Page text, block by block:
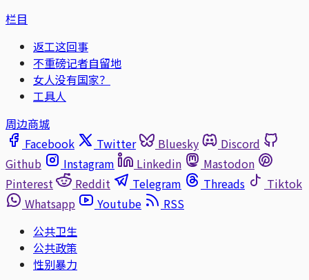
栏目
返工这回事
不重磅记者自留地
女人没有国家？
工具人
周边商城
Facebook
Twitter Bluesky
Discord
Github
Instagram Linkedin
Mastodon
Pinterest
Reddit Telegram Threads
Tiktok
Whatsapp
Youtube
RSS
公共卫生
公共政策
性别暴力